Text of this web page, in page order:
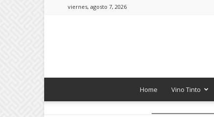
viernes, agosto 7, 2026
Home Vino Tinto